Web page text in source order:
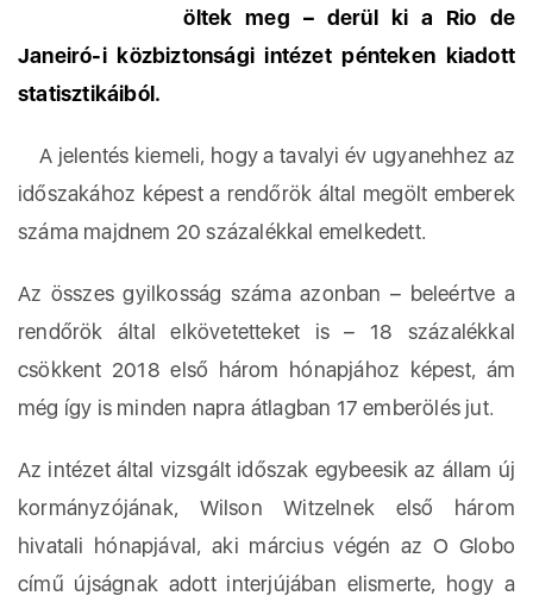
öltek meg – derül ki a Rio de
Janeiró-i közbiztonsági intézet pénteken kiadott
statisztikáiból.
A jelentés kiemeli, hogy a tavalyi év ugyanehhez az
időszakához képest a rendőrök által megölt emberek
száma majdnem 20 százalékkal emelkedett.
Az összes gyilkosság száma azonban – beleértve a
rendőrök által elkövetetteket is – 18 százalékkal
csökkent 2018 első három hónapjához képest, ám
még így is minden napra átlagban 17 emberölés jut.
Az intézet által vizsgált időszak egybeesik az állam új
kormányzójának, Wilson Witzelnek első három
hivatali hónapjával, aki március végén az O Globo
című újságnak adott interjújában elismerte, hogy a